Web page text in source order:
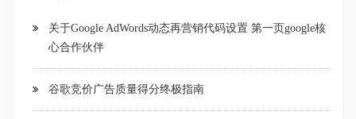
关于Google AdWords动态再营销代码设置 第一页google核
心合作伙伴
谷歌竞价广告质量得分终极指南